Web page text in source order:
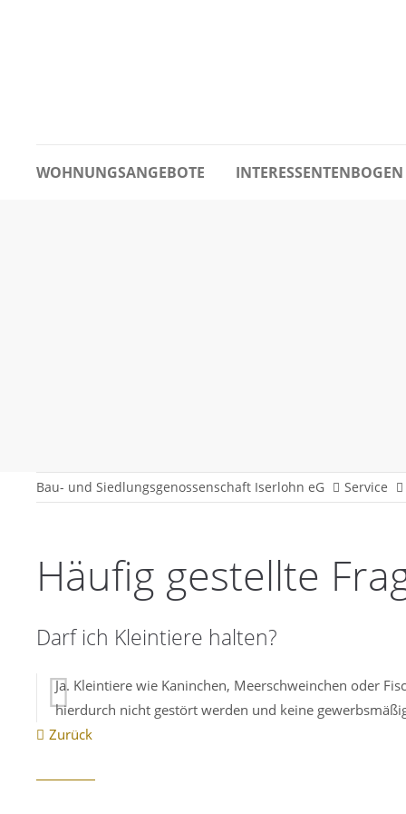
WOHNUNGSANGEBOTE INTERESSENTENBOGEN
Bau- und Siedlungsgenossenschaft Iserlohn eG Service
Häufig gestellte
Darf ich Kleintiere halten?
Ja. Kleintiere wie Kaninchen, Meerschweinchen oder
hierdurch nicht gestört werden und keine
Zurück